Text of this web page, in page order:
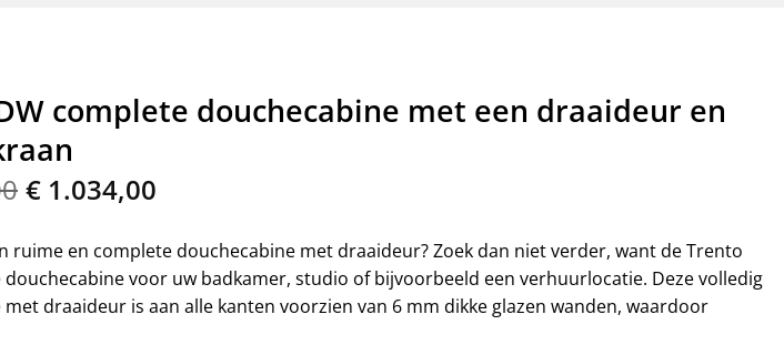
complete douchecabine met een draaideur en
€ 1.034,00
ruime en complete douchecabine met draaideur? Zoek dan niet verder, want de Trento
douchecabine voor uw badkamer, studio of bijvoorbeeld een verhuurlocatie. Deze volledig
draaideur is aan alle kanten voorzien van 6 mm dikke glazen wanden, waardoor